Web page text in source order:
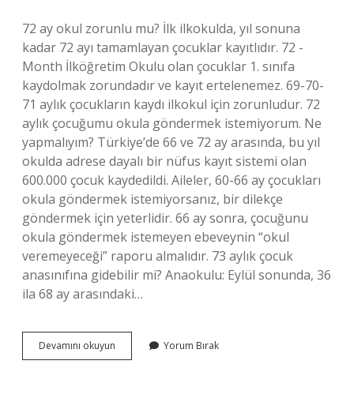
72 ay okul zorunlu mu? İlk ilkokulda, yıl sonuna
kadar 72 ayı tamamlayan çocuklar kayıtlıdır. 72 -
Month İlköğretim Okulu olan çocuklar 1. sınıfa
kaydolmak zorundadır ve kayıt ertelenemez. 69-70-
71 aylık çocukların kaydı ilkokul için zorunludur. 72
aylık çocuğumu okula göndermek istemiyorum. Ne
yapmalıyım? Türkiye’de 66 ve 72 ay arasında, bu yıl
okulda adrese dayalı bir nüfus kayıt sistemi olan
600.000 çocuk kaydedildi. Aileler, 60-66 ay çocukları
okula göndermek istemiyorsanız, bir dilekçe
göndermek için yeterlidir. 66 ay sonra, çocuğunu
okula göndermek istemeyen ebeveynin “okul
veremeyeceği” raporu almalıdır. 73 aylık çocuk
anasınıfına gidebilir mi? Anaokulu: Eylül sonunda, 36
ila 68 ay arasındaki…
Devamını okuyun
Aylık
Yorum Bırak